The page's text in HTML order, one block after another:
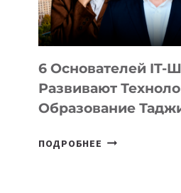
OPENAI
6 Основателей IT-
Развивают
Образование
ПОДРОБНЕЕ 6